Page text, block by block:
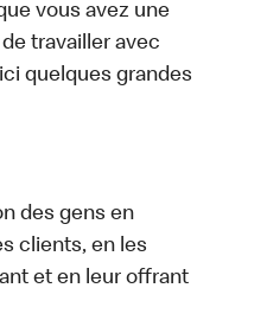
vous avez une
travailler avec
quelques grandes
des gens en
clients, en les
et en leur offrant